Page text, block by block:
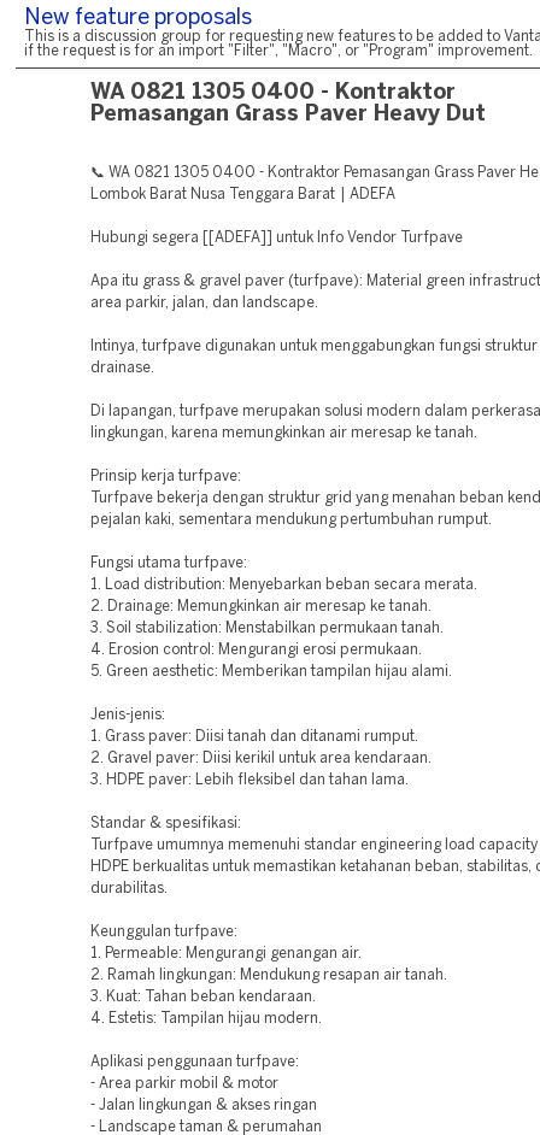
New feature proposals
This is a discussion group for requesting new features to be added to
if the request is for an import "Filter", "Macro", or "Program" improvement.
WA 0821 1305 0400 - Kontraktor
Pemasangan Grass Paver Heavy Dut
📞 WA 0821 1305 0400 - Kontraktor Pemasangan Grass Paver
Lombok Barat Nusa Tenggara Barat | ADEFA
Hubungi segera [[ADEFA]] untuk Info Vendor Turfpave
Apa itu grass & gravel paver (turfpave): Material green
area parkir, jalan, dan landscape.
Intinya, turfpave digunakan untuk menggabungkan fungsi
drainase.
Di lapangan, turfpave merupakan solusi modern dalam
lingkungan, karena memungkinkan air meresap ke tanah.
Prinsip kerja turfpave:
Turfpave bekerja dengan struktur grid yang menahan beban
pejalan kaki, sementara mendukung pertumbuhan rumput.
Fungsi utama turfpave:
1. Load distribution: Menyebarkan beban secara merata.
2. Drainage: Memungkinkan air meresap ke tanah.
3. Soil stabilization: Menstabilkan permukaan tanah.
4. Erosion control: Mengurangi erosi permukaan.
5. Green aesthetic: Memberikan tampilan hijau alami.
Jenis-jenis:
1. Grass paver: Diisi tanah dan ditanami rumput.
2. Gravel paver: Diisi kerikil untuk area kendaraan.
3. HDPE paver: Lebih fleksibel dan tahan lama.
Standar & spesifikasi:
Turfpave umumnya memenuhi standar engineering load
HDPE berkualitas untuk memastikan ketahanan beban, stabilitas,
durabilitas.
Keunggulan turfpave:
1. Permeable: Mengurangi genangan air.
2. Ramah lingkungan: Mendukung resapan air tanah.
3. Kuat: Tahan beban kendaraan.
4. Estetis: Tampilan hijau modern.
Aplikasi penggunaan turfpave:
- Area parkir mobil & motor
- Jalan lingkungan & akses ringan
- Landscape taman & perumahan